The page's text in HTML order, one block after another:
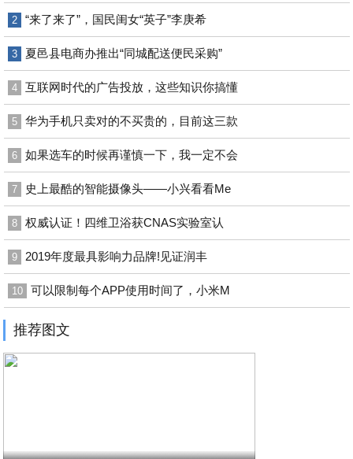
2 “来了来了”，国民闺女“英子”李庚希
3 夏邑县电商办推出“同城配送便民采购”
4 互联网时代的广告投放，这些知识你搞懂
5 华为手机只卖对的不买贵的，目前这三款
6 如果选车的时候再谨慎一下，我一定不会
7 史上最酷的智能摄像头——小兴看看Me
8 权威认证！四维卫浴获CNAS实验室认
9 2019年度最具影响力品牌!见证润丰
10 可以限制每个APP使用时间了，小米M
推荐图文